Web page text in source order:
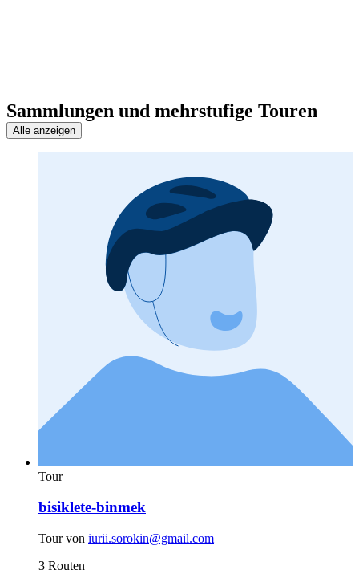
Sammlungen und mehrstufige Touren
Alle anzeigen
Tour
bisiklete-binmek
Tour von iurii.sorokin@gmail.com
3 Routen